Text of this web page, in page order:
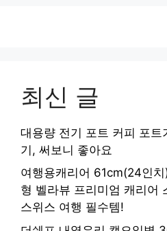
최신 글
대용량 전기 포트 커피 포트
기, 써보니 좋아요
여행용캐리어 61cm(24인
형 벨라뷰 프리미엄 캐리어
스위스 여행 필수템!